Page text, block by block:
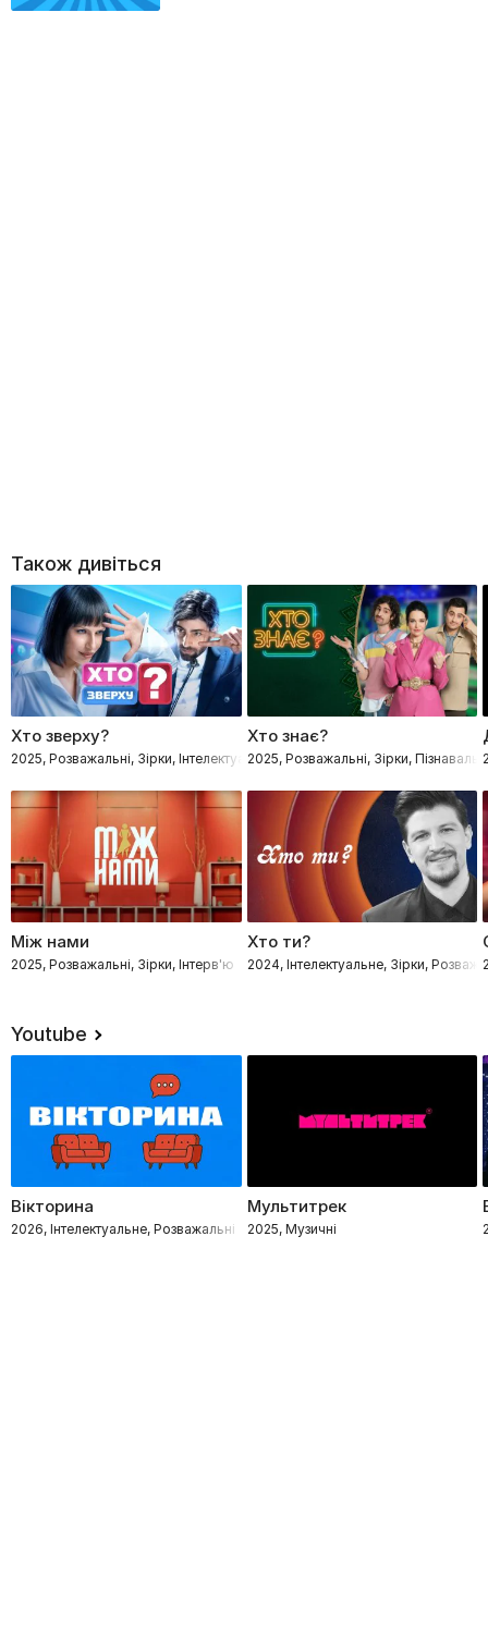
Також дивіться
Хто зверху?
2025, Розважальні, Зірки, Інтелектуальне
Хто знає?
2025, Розважальні, Зірки,
Між нами
2025, Розважальні, Зірки, Інтерв'ю
Хто ти?
2024, Інтелектуальне, Зірки,
Youtube
Вікторина
2026, Інтелектуальне, Розважальні
Мультитрек
2025, Музичні